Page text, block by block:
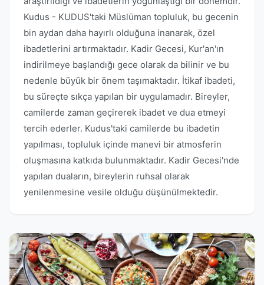
Kudus - KUDUS'taki Müslüman topluluk, bu gecenin
bin aydan daha hayırlı olduğuna inanarak, özel
ibadetlerini artırmaktadır. Kadir Gecesi, Kur'an'ın
indirilmeye başlandığı gece olarak da bilinir ve bu
nedenle büyük bir önem taşımaktadır. İtikaf ibadeti,
bu süreçte sıkça yapılan bir uygulamadır. Bireyler,
camilerde zaman geçirerek ibadet ve dua etmeyi
tercih ederler. Kudus'taki camilerde bu ibadetin
yapılması, topluluk içinde manevi bir atmosferin
oluşmasına katkıda bulunmaktadır. Kadir Gecesi'nde
yapılan duaların, bireylerin ruhsal olarak
yenilenmesine vesile olduğu düşünülmektedir.